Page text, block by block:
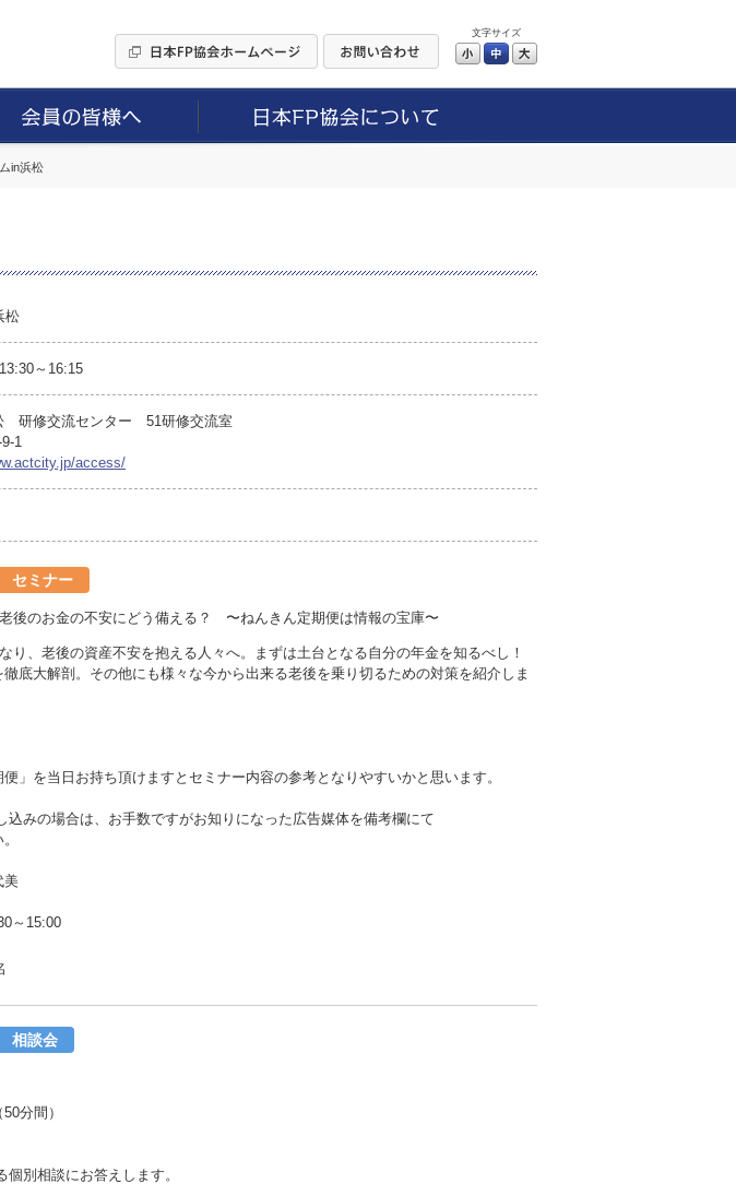
文字サイズ
小 中
in浜松
松
～16:15
研修交流センター 51研修交流室
1
access/
セミナー
後のお金の不安にどう備える？ 〜ねんきん定期便は情報の宝庫〜
り、老後の資産不安を抱える人々へ。まずは土台となる自分の年金を知るべし！
底大解剖。その他にも様々な今から出来る老後を乗り切るための対策を紹介しま
」を当日お持ち頂けますとセミナー内容の参考となりやすいかと思います。
みの場合は、お手数ですがお知りになった広告媒体を備考欄にて
美
～15:00
相談会
分間）
個別相談にお答えします。